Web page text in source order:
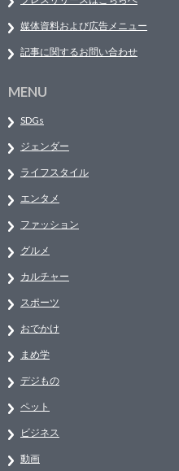
媒体資料および広告メニュー
記事に関するお問い合わせ
MENU
SDGs
ジェンダー
ライフスタイル
エンタメ
ファッション
グルメ
カルチャー
スポーツ
おでかけ
まめ学
デジもの
ペット
ビジネス
動画